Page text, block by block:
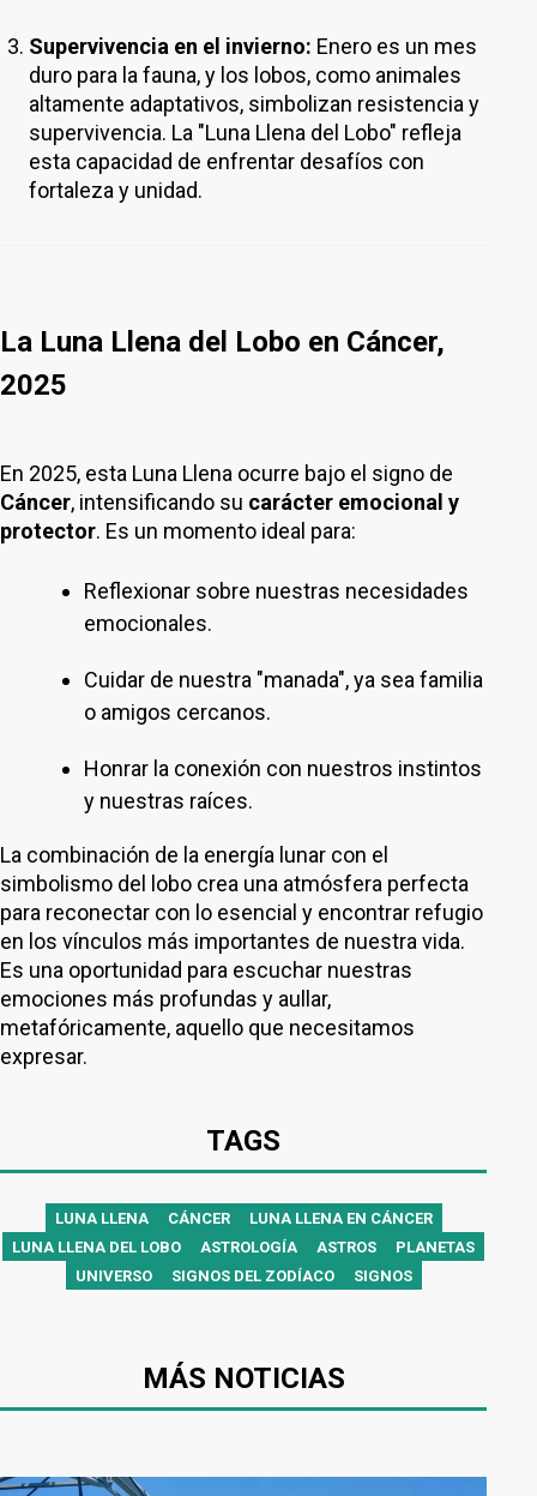
Supervivencia en el invierno: Enero es un mes
duro para la fauna, y los lobos, como animales
altamente adaptativos, simbolizan resistencia y
supervivencia. La "Luna Llena del Lobo" refleja
esta capacidad de enfrentar desafíos con
fortaleza y unidad.
La Luna Llena del Lobo en Cáncer,
2025
En 2025, esta Luna Llena ocurre bajo el signo de
Cáncer, intensificando su carácter emocional y
protector. Es un momento ideal para:
Reflexionar sobre nuestras necesidades
emocionales.
Cuidar de nuestra "manada", ya sea familia
o amigos cercanos.
Honrar la conexión con nuestros instintos
y nuestras raíces.
La combinación de la energía lunar con el
simbolismo del lobo crea una atmósfera perfecta
para reconectar con lo esencial y encontrar refugio
en los vínculos más importantes de nuestra vida.
Es una oportunidad para escuchar nuestras
emociones más profundas y aullar,
metafóricamente, aquello que necesitamos
expresar.
TAGS
LUNA LLENA CÁNCER
LUNA LLENA EN CÁNCER
LUNA LLENA DEL LOBO
ASTROLOGÍA ASTROS
PLANETAS
UNIVERSO
SIGNOS DEL ZODÍACO SIGNOS
MÁS NOTICIAS